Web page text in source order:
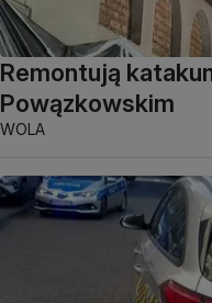
Remontują
Powązkowskim
WOLA